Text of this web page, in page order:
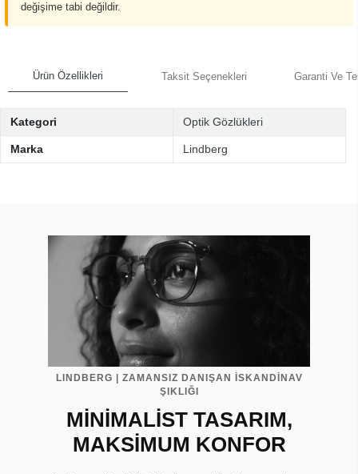
değişime tabi değildir.
Ürün Özellikleri Taksit Seçenekleri Garanti Ve
Kategori Optik Gözlükleri
Marka Lindberg
LINDBERG | ZAMANSIZ DANIŞAN İSKANDİNAV
ŞIKLIĞI
MİNİMALİST TASARIM,
MAKSİMUM KONFOR